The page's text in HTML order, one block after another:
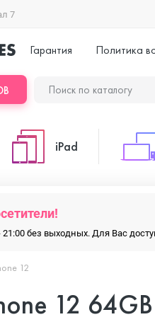
7
Гарантия Политика
iPad
без выходных. Для Вас
12
12